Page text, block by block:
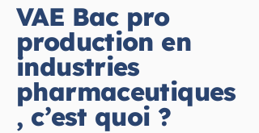
VAE Bac pro
production en
industries
pharmaceutiques
, c’est quoi ?